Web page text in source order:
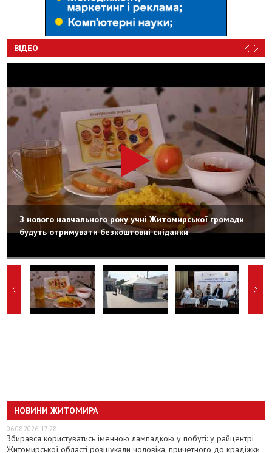
ВІДЕО
З нового навчального року учні Житомирської громади
будуть отримувати безкоштовні сніданки
НОВИНИ ЖИТОМИРА
06.08.2026, 17:28
Збирався користуватись іменною лампадкою у побуті: у райцентрі
Житомирської області розшукали чоловіка, причетного до крадіжки